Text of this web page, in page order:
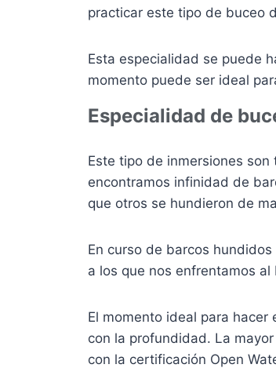
practicar este tipo de buceo
Esta especialidad se puede
momento puede ser ideal
Especialidad de
Este tipo de inmersiones
encontramos infinidad de
que otros se hundieron de
En curso de barcos
a los que nos enfrentamos
El momento ideal para
con la profundidad. La
con la certificación Open